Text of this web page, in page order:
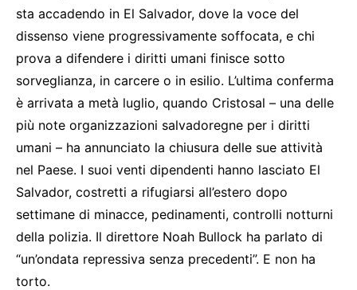
sta accadendo in El Salvador, dove la voce del
dissenso viene progressivamente soffocata, e chi
prova a difendere i diritti umani finisce sotto
sorveglianza, in carcere o in esilio. L’ultima conferma
è arrivata a metà luglio, quando Cristosal – una delle
più note organizzazioni salvadoregne per i diritti
umani – ha annunciato la chiusura delle sue attività
nel Paese. I suoi venti dipendenti hanno lasciato El
Salvador, costretti a rifugiarsi all’estero dopo
settimane di minacce, pedinamenti, controlli notturni
della polizia. Il direttore Noah Bullock ha parlato di
“un’ondata repressiva senza precedenti”. E non ha
torto.